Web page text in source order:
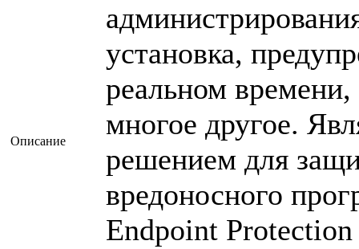
Описание
установка,
реальном
многое другое.
решением для
вредоносного
Endpoint Protection